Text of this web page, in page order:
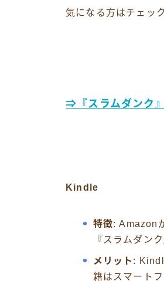
気になる方はチェッ
⇒『スラムダンク
Kindle
特徴: Amazon
『スラムダン
メリット :
籍はスマート